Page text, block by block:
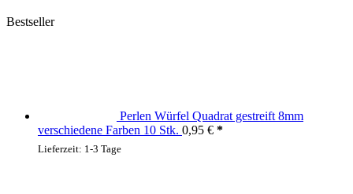
Bestseller
Perlen Würfel Quadrat gestreift 8mm
verschiedene Farben 10 Stk. 0,95 €
Lieferzeit: 1-3 Tage